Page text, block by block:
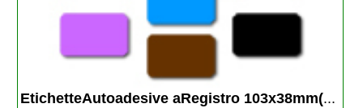
EtichetteAutoadesive aRegistro 103x38mm(...